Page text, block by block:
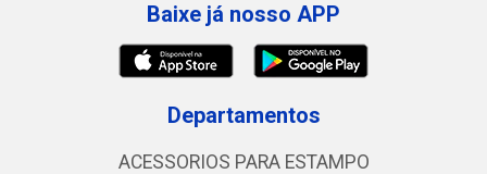
Baixe já nosso APP
Departamentos
ACESSORIOS PARA ESTAMPO